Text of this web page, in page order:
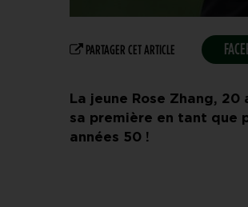
PARTAGER CET ARTICLE
La jeune Rose Zhang,
sa première en tant que
années 50 !